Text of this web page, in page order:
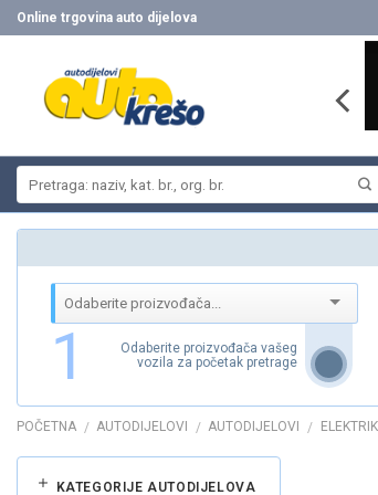
Skip
to
Online trgovina auto dijelova
1
Odaberite proizvođača vašeg
vozila za početak pretrage
POČETNA / AUTODIJELOVI / AUTODIJELOVI /
KATEGORIJE AUTODIJELOVA